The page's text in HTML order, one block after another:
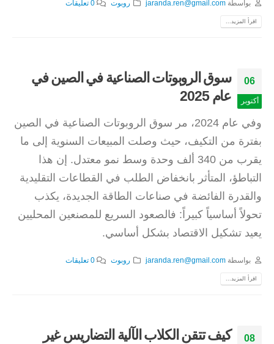
بواسطة jaranda.ren@gmail.com روبوت 0 تعليقات
اقرأ المزيد...
06
أكتوبر
سوق الروبوتات الصناعية في الصين في
عام 2025
وفي عام 2024، مر سوق الروبوتات الصناعية في الصين
بفترة من التكيف، حيث وصلت المبيعات السنوية إلى ما
يقرب من 340 ألف وحدة وسط نمو معتدل. إن هذا
التباطؤ، المتأثر بانخفاض الطلب في القطاعات التقليدية
والقدرة الفائضة في صناعات الطاقة الجديدة، يكذب
تحولاً أساسياً كبيراً: فالصعود السريع للمصنعين المحليين
يعيد تشكيل الاقتصاد بشكل أساسي.
بواسطة jaranda.ren@gmail.com روبوت 0 تعليقات
اقرأ المزيد...
08
كيف تتقن الكلاب الآلية التضاريس غير